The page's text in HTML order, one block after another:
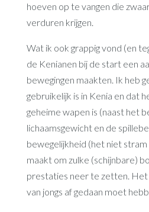
hoeven op te vangen die
verduren krijgen.
Wat ik ook grappig vond (en
de Kenianen bij de start een
bewegingen maakten. Ik heb
gebruikelijk is in Kenia en dat
geheime wapen is (naast het
lichaamsgewicht en de
bewegelijkheid (het niet stram
maakt om zulke (schijnbare)
prestaties neer te zetten.
van jongs af gedaan moet